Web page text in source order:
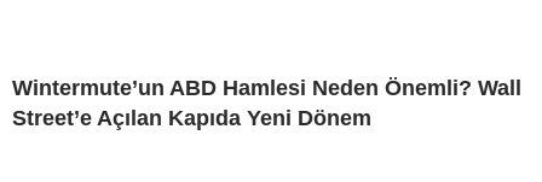
Wintermute’un ABD Hamlesi Neden Önemli? Wall
Street’e Açılan Kapıda Yeni Dönem